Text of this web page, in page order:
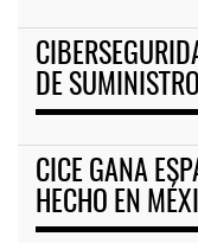
DE SUMINISTRO
CICE GANA
HECHO EN